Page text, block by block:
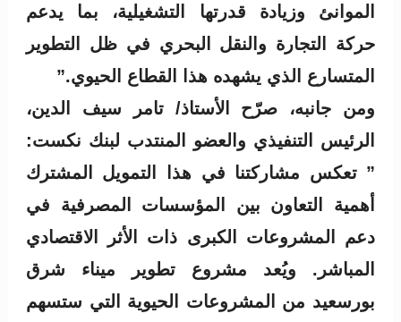
الموانئ وزيادة قدرتها التشغيلية، بما يدعم
حركة التجارة والنقل البحري في ظل التطوير
المتسارع الذي يشهده هذا القطاع الحيوي.”
ومن جانبه، صرّح الأستاذ/ تامر سيف الدين،
الرئيس التنفيذي والعضو المنتدب لبنك نكست:
” تعكس مشاركتنا في هذا التمويل المشترك
أهمية التعاون بين المؤسسات المصرفية في
دعم المشروعات الكبرى ذات الأثر الاقتصادي
المباشر. ويُعد مشروع تطوير ميناء شرق
بورسعيد من المشروعات الحيوية التي ستسهم